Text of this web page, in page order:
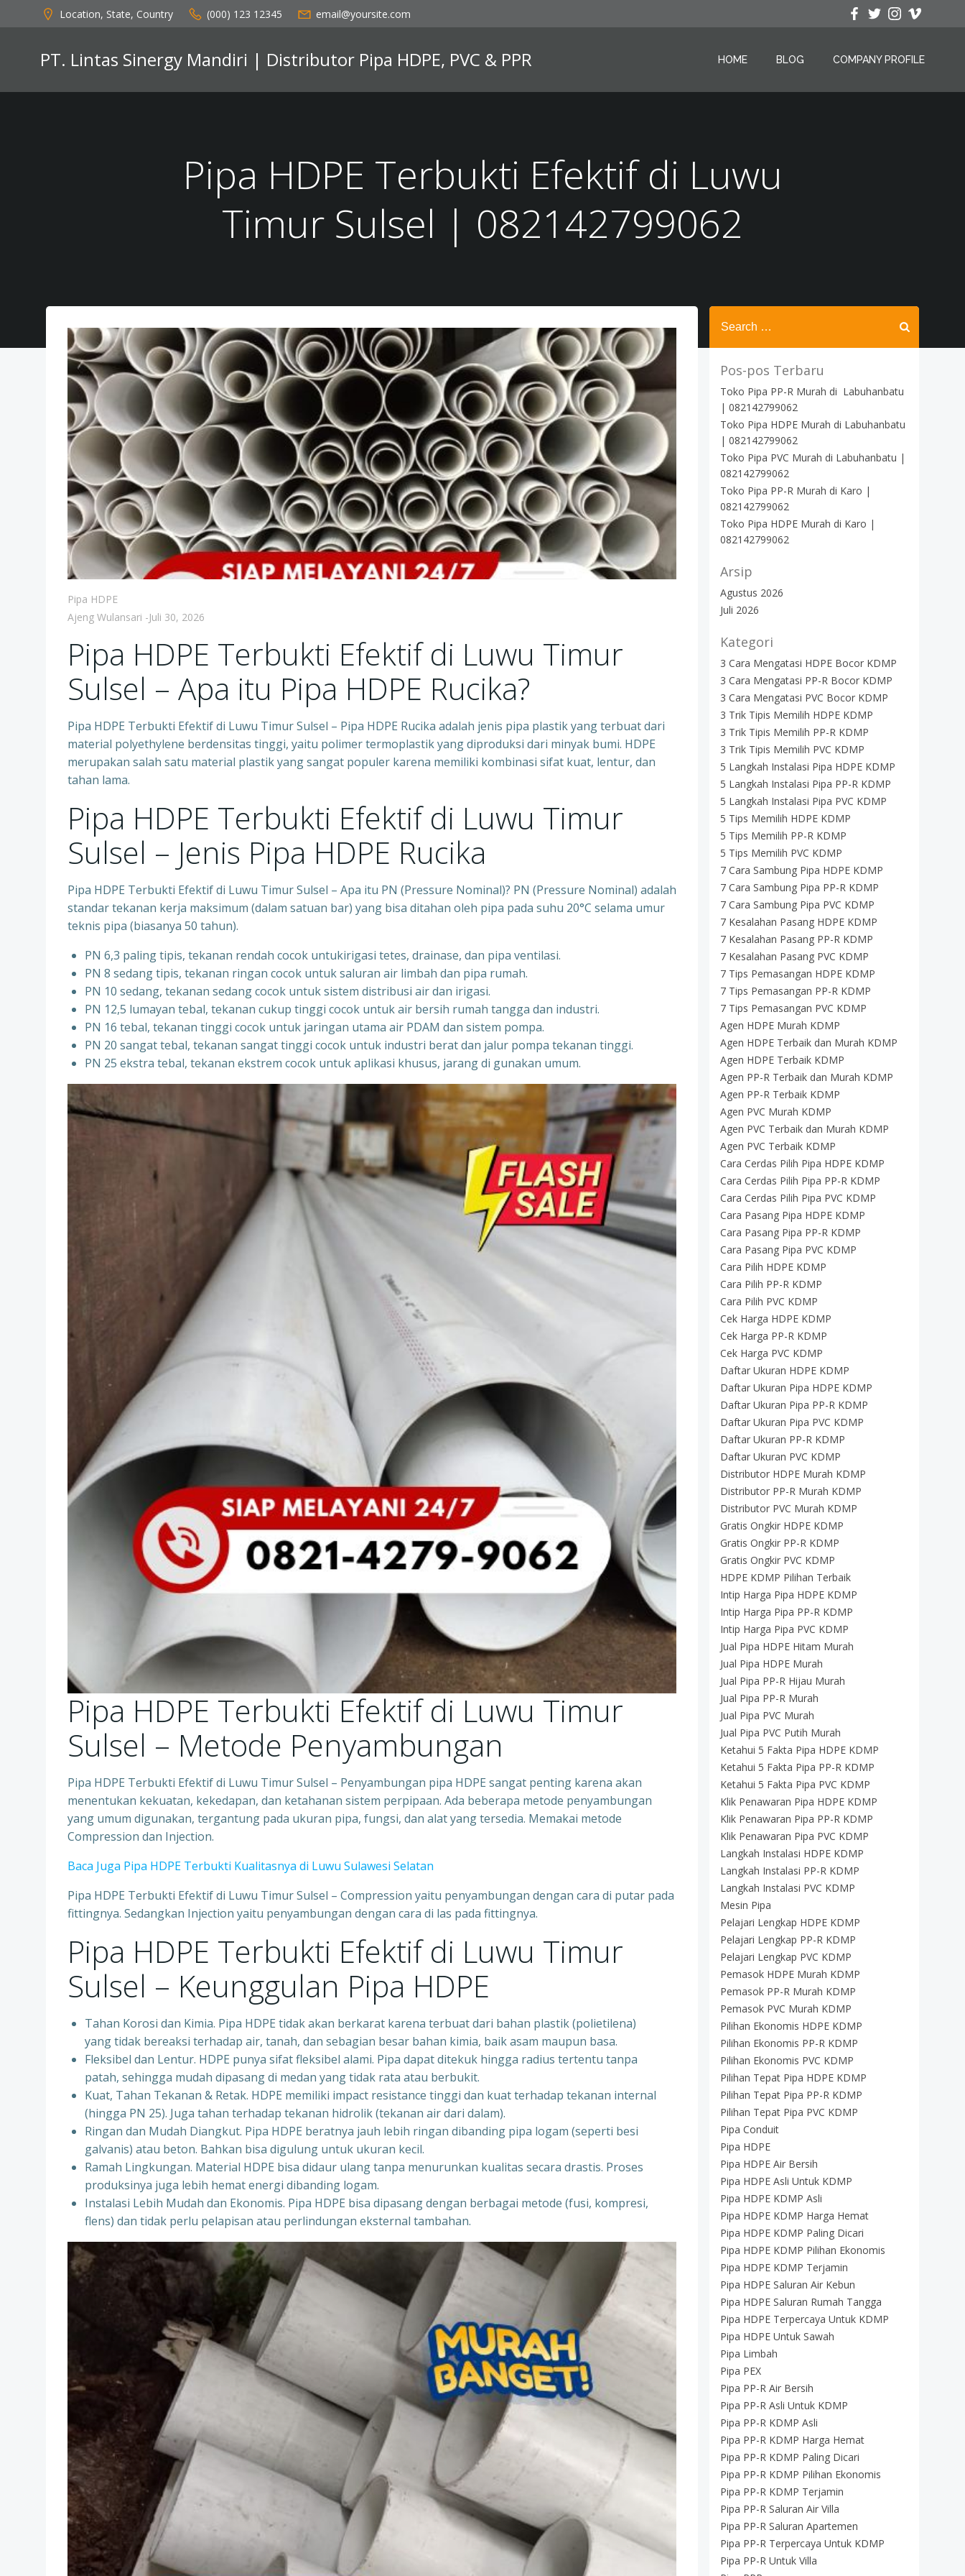
to
Location, State, Country (000) 123 12345 email@yoursite.com
PT. Lintas Sinergy Mandiri | Distributor Pipa HDPE, PVC & PPR HOME BLOG COMPANY PROFILE
Pipa HDPE Terbukti Efektif di Luwu
Timur Sulsel | 082142799062
Pipa HDPE
Ajeng Wulansari -Juli 30, 2026
Pipa HDPE Terbukti Efektif di Luwu Timur
Sulsel – Apa itu Pipa HDPE Rucika?
Pipa HDPE Terbukti Efektif di Luwu Timur Sulsel – Pipa HDPE Rucika adalah jenis pipa plastik yang terbuat dari
material polyethylene berdensitas tinggi, yaitu polimer termoplastik yang diproduksi dari minyak bumi. HDPE
merupakan salah satu material plastik yang sangat populer karena memiliki kombinasi sifat kuat, lentur, dan
tahan lama.
Pipa HDPE Terbukti Efektif di Luwu Timur
Sulsel – Jenis Pipa HDPE Rucika
Pipa HDPE Terbukti Efektif di Luwu Timur Sulsel – Apa itu PN (Pressure Nominal)? PN (Pressure Nominal) adalah
standar tekanan kerja maksimum (dalam satuan bar) yang bisa ditahan oleh pipa pada suhu 20°C selama umur
teknis pipa (biasanya 50 tahun).
PN 6,3 paling tipis, tekanan rendah cocok untukirigasi tetes, drainase, dan pipa ventilasi.
PN 8 sedang tipis, tekanan ringan cocok untuk saluran air limbah dan pipa rumah.
PN 10 sedang, tekanan sedang cocok untuk sistem distribusi air dan irigasi.
PN 12,5 lumayan tebal, tekanan cukup tinggi cocok untuk air bersih rumah tangga dan industri.
PN 16 tebal, tekanan tinggi cocok untuk jaringan utama air PDAM dan sistem pompa.
PN 20 sangat tebal, tekanan sangat tinggi cocok untuk industri berat dan jalur pompa tekanan tinggi.
PN 25 ekstra tebal, tekanan ekstrem cocok untuk aplikasi khusus, jarang di gunakan umum.
Pipa HDPE Terbukti Efektif di Luwu Timur
Sulsel – Metode Penyambungan
Pipa HDPE Terbukti Efektif di Luwu Timur Sulsel – Penyambungan pipa HDPE sangat penting karena akan
menentukan kekuatan, kekedapan, dan ketahanan sistem perpipaan. Ada beberapa metode penyambungan
yang umum digunakan, tergantung pada ukuran pipa, fungsi, dan alat yang tersedia. Memakai metode
Compression dan Injection.
Baca Juga Pipa HDPE Terbukti Kualitasnya di Luwu Sulawesi Selatan
Pipa HDPE Terbukti Efektif di Luwu Timur Sulsel – Compression yaitu penyambungan dengan cara di putar pada
fittingnya. Sedangkan Injection yaitu penyambungan dengan cara di las pada fittingnya.
Pipa HDPE Terbukti Efektif di Luwu Timur
Sulsel – Keunggulan Pipa HDPE
Tahan Korosi dan Kimia. Pipa HDPE tidak akan berkarat karena terbuat dari bahan plastik (polietilena)
yang tidak bereaksi terhadap air, tanah, dan sebagian besar bahan kimia, baik asam maupun basa.
Fleksibel dan Lentur. HDPE punya sifat fleksibel alami. Pipa dapat ditekuk hingga radius tertentu tanpa
patah, sehingga mudah dipasang di medan yang tidak rata atau berbukit.
Kuat, Tahan Tekanan & Retak. HDPE memiliki impact resistance tinggi dan kuat terhadap tekanan internal
(hingga PN 25). Juga tahan terhadap tekanan hidrolik (tekanan air dari dalam).
Ringan dan Mudah Diangkut. Pipa HDPE beratnya jauh lebih ringan dibanding pipa logam (seperti besi
galvanis) atau beton. Bahkan bisa digulung untuk ukuran kecil.
Ramah Lingkungan. Material HDPE bisa didaur ulang tanpa menurunkan kualitas secara drastis. Proses
produksinya juga lebih hemat energi dibanding logam.
Instalasi Lebih Mudah dan Ekonomis. Pipa HDPE bisa dipasang dengan berbagai metode (fusi, kompresi,
flens) dan tidak perlu pelapisan atau perlindungan eksternal tambahan.
Search
for:
Pos-pos Terbaru
Toko Pipa PP-R Murah di Labuhanbatu
| 082142799062
Toko Pipa HDPE Murah di Labuhanbatu
| 082142799062
Toko Pipa PVC Murah di Labuhanbatu |
082142799062
Toko Pipa PP-R Murah di Karo |
082142799062
Toko Pipa HDPE Murah di Karo |
082142799062
Arsip
Agustus 2026
Juli 2026
Kategori
3 Cara Mengatasi HDPE Bocor KDMP
3 Cara Mengatasi PP-R Bocor KDMP
3 Cara Mengatasi PVC Bocor KDMP
3 Trik Tipis Memilih HDPE KDMP
3 Trik Tipis Memilih PP-R KDMP
3 Trik Tipis Memilih PVC KDMP
5 Langkah Instalasi Pipa HDPE KDMP
5 Langkah Instalasi Pipa PP-R KDMP
5 Langkah Instalasi Pipa PVC KDMP
5 Tips Memilih HDPE KDMP
5 Tips Memilih PP-R KDMP
5 Tips Memilih PVC KDMP
7 Cara Sambung Pipa HDPE KDMP
7 Cara Sambung Pipa PP-R KDMP
7 Cara Sambung Pipa PVC KDMP
7 Kesalahan Pasang HDPE KDMP
7 Kesalahan Pasang PP-R KDMP
7 Kesalahan Pasang PVC KDMP
7 Tips Pemasangan HDPE KDMP
7 Tips Pemasangan PP-R KDMP
7 Tips Pemasangan PVC KDMP
Agen HDPE Murah KDMP
Agen HDPE Terbaik dan Murah KDMP
Agen HDPE Terbaik KDMP
Agen PP-R Terbaik dan Murah KDMP
Agen PP-R Terbaik KDMP
Agen PVC Murah KDMP
Agen PVC Terbaik dan Murah KDMP
Agen PVC Terbaik KDMP
Cara Cerdas Pilih Pipa HDPE KDMP
Cara Cerdas Pilih Pipa PP-R KDMP
Cara Cerdas Pilih Pipa PVC KDMP
Cara Pasang Pipa HDPE KDMP
Cara Pasang Pipa PP-R KDMP
Cara Pasang Pipa PVC KDMP
Cara Pilih HDPE KDMP
Cara Pilih PP-R KDMP
Cara Pilih PVC KDMP
Cek Harga HDPE KDMP
Cek Harga PP-R KDMP
Cek Harga PVC KDMP
Daftar Ukuran HDPE KDMP
Daftar Ukuran Pipa HDPE KDMP
Daftar Ukuran Pipa PP-R KDMP
Daftar Ukuran Pipa PVC KDMP
Daftar Ukuran PP-R KDMP
Daftar Ukuran PVC KDMP
Distributor HDPE Murah KDMP
Distributor PP-R Murah KDMP
Distributor PVC Murah KDMP
Gratis Ongkir HDPE KDMP
Gratis Ongkir PP-R KDMP
Gratis Ongkir PVC KDMP
HDPE KDMP Pilihan Terbaik
Intip Harga Pipa HDPE KDMP
Intip Harga Pipa PP-R KDMP
Intip Harga Pipa PVC KDMP
Jual Pipa HDPE Hitam Murah
Jual Pipa HDPE Murah
Jual Pipa PP-R Hijau Murah
Jual Pipa PP-R Murah
Jual Pipa PVC Murah
Jual Pipa PVC Putih Murah
Ketahui 5 Fakta Pipa HDPE KDMP
Ketahui 5 Fakta Pipa PP-R KDMP
Ketahui 5 Fakta Pipa PVC KDMP
Klik Penawaran Pipa HDPE KDMP
Klik Penawaran Pipa PP-R KDMP
Klik Penawaran Pipa PVC KDMP
Langkah Instalasi HDPE KDMP
Langkah Instalasi PP-R KDMP
Langkah Instalasi PVC KDMP
Mesin Pipa
Pelajari Lengkap HDPE KDMP
Pelajari Lengkap PP-R KDMP
Pelajari Lengkap PVC KDMP
Pemasok HDPE Murah KDMP
Pemasok PP-R Murah KDMP
Pemasok PVC Murah KDMP
Pilihan Ekonomis HDPE KDMP
Pilihan Ekonomis PP-R KDMP
Pilihan Ekonomis PVC KDMP
Pilihan Tepat Pipa HDPE KDMP
Pilihan Tepat Pipa PP-R KDMP
Pilihan Tepat Pipa PVC KDMP
Pipa Conduit
Pipa HDPE
Pipa HDPE Air Bersih
Pipa HDPE Asli Untuk KDMP
Pipa HDPE KDMP Asli
Pipa HDPE KDMP Harga Hemat
Pipa HDPE KDMP Paling Dicari
Pipa HDPE KDMP Pilihan Ekonomis
Pipa HDPE KDMP Terjamin
Pipa HDPE Saluran Air Kebun
Pipa HDPE Saluran Rumah Tangga
Pipa HDPE Terpercaya Untuk KDMP
Pipa HDPE Untuk Sawah
Pipa Limbah
Pipa PEX
Pipa PP-R Air Bersih
Pipa PP-R Asli Untuk KDMP
Pipa PP-R KDMP Asli
Pipa PP-R KDMP Harga Hemat
Pipa PP-R KDMP Paling Dicari
Pipa PP-R KDMP Pilihan Ekonomis
Pipa PP-R KDMP Terjamin
Pipa PP-R Saluran Air Villa
Pipa PP-R Saluran Apartemen
Pipa PP-R Terpercaya Untuk KDMP
Pipa PP-R Untuk Villa